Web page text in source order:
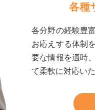
各種
各分野の経験豊
お応えする体制
要な情報を適時
て柔軟に対応いた